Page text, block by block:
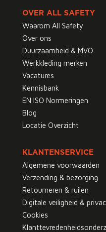
OVER ALL SAFETY
Waarom All Safety
Over ons
Duurzaamheid & MVO
Werkkleding merken
Vacatures
Kennisbank
EN ISO Normeringen
Blog
Locatie Overzicht
KLANTENSERVICE
Algemene voorwaarden
Verzending & bezorging
Retourneren & ruilen
Digitale veiligheid &
Cookies